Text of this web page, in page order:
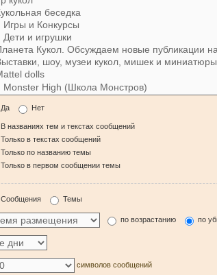
Да Нет
В названиях тем и текстах сообщений
Только в текстах сообщений
Только по названию темы
Только в первом сообщении темы
Сообщения Темы
по возрастанию по
символов сообщений